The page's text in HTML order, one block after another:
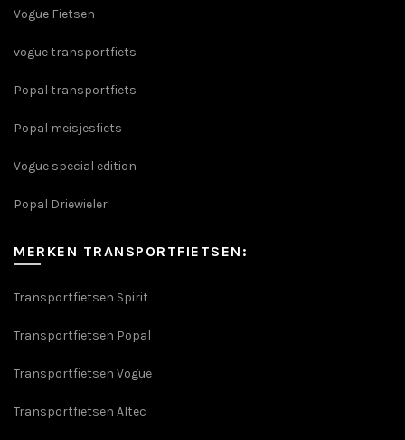
Vogue Fietsen
vogue transportfiets
Popal transportfiets
Popal meisjesfiets
Vogue special edition
Popal Driewieler
MERKEN TRANSPORTFIETSEN:
Transportfietsen Spirit
Transportfietsen Popal
Transportfietsen Vogue
Transportfietsen Altec